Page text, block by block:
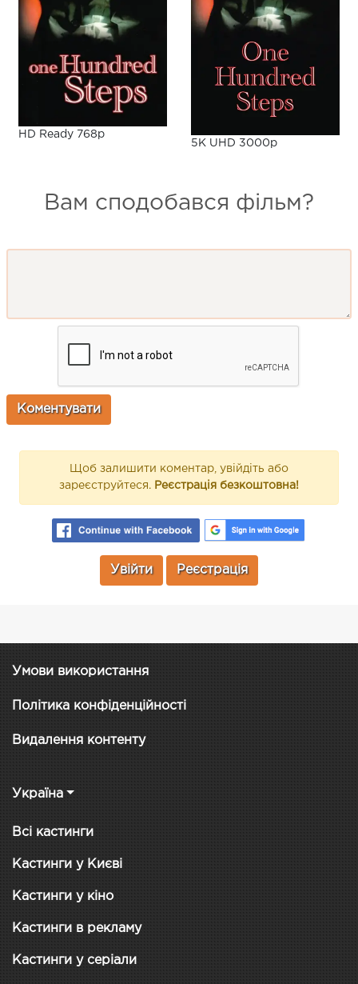
HD Ready 768p
5K UHD 3000p
Вам сподобався фільм?
Щоб залишити коментар, увійдіть або
зареєструйтеся. Реєстрація безкоштовна!
Увійти Реєстрація
Умови використання
Політика конфіденційності
Видалення контенту
Україна
Всі кастинги
Кастинги у Києві
Кастинги у кіно
Кастинги в рекламу
Кастинги у серіали